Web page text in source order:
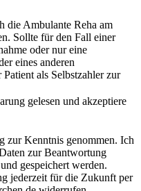
die Ambulante Reha am
Sollte für den Fall einer
oder nur eine
eines anderen
als Selbstzahler zur
gelesen und akzeptiere
zur Kenntnis genommen. Ich
zur Beantwortung
gespeichert werden.
jederzeit für die Zukunft per